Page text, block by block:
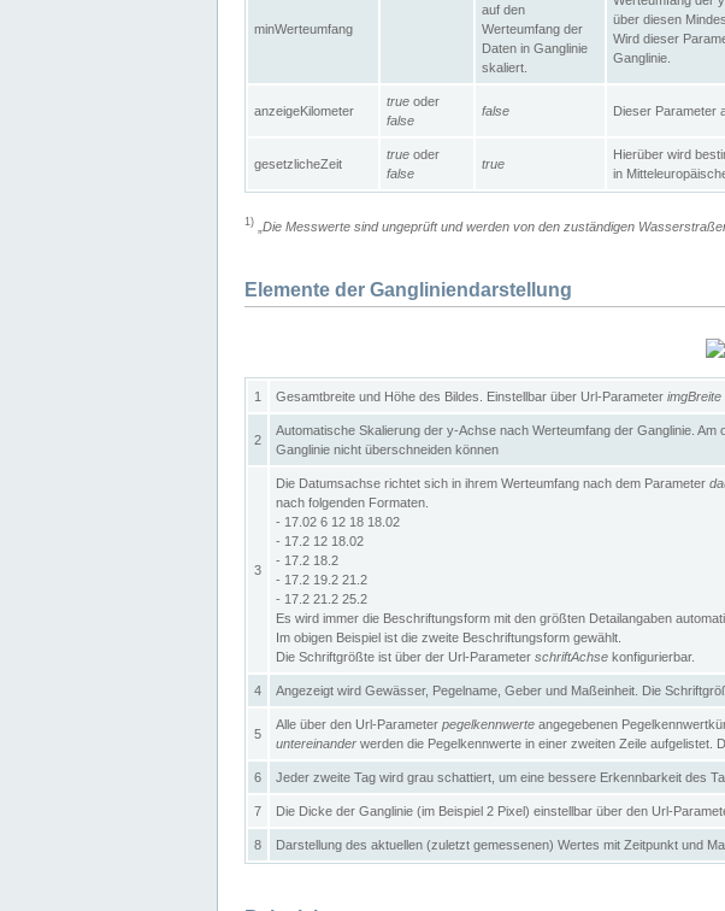
minWerteumfang
auf den
Werteumfang der
Daten in Ganglinie
skaliert.
über diesen
Wird dieser
Ganglinie.
anzeigeKilometer
true oder
false
false Dieser Parameter
gesetzlicheZeit
true oder
false
true
Hierüber wird
in
1) Die Messwerte sind ungeprüft und werden von den zuständigen
Elemente der Gangliniendarstellung
1 Gesamtbreite und Höhe des Bildes. Einstellbar über Url-Parameter imgBreite
2
Automatische Skalierung der y-Achse nach Werteumfang der Ganglinie.
Ganglinie nicht überschneiden können
3
Die Datumsachse richtet sich in ihrem Werteumfang nach dem Parameter
nach folgenden Formaten.
- 17.02 6 12 18 18.02
- 17.2 12 18.02
- 17.2 18.2
- 17.2 19.2 21.2
- 17.2 21.2 25.2
Es wird immer die Beschriftungsform mit den größten Detailangaben
Im obigen Beispiel ist die zweite Beschriftungsform gewählt.
Die Schriftgrößte ist über der Url-Parameter schriftAchse konfigurierbar.
4 Angezeigt wird Gewässer, Pegelname, Geber und Maßeinheit. Die
5
Alle über den Url-Parameter pegelkennwerte angegebenen
untereinander werden die Pegelkennwerte in einer zweiten Zeile aufgelistet.
6 Jeder zweite Tag wird grau schattiert, um eine bessere Erkennbarkeit des
7 Die Dicke der Ganglinie (im Beispiel 2 Pixel) einstellbar über den Url-
8 Darstellung des aktuellen (zuletzt gemessenen) Wertes mit Zeitpunkt und